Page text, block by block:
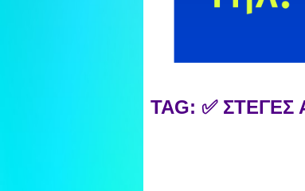
TAG: ✅